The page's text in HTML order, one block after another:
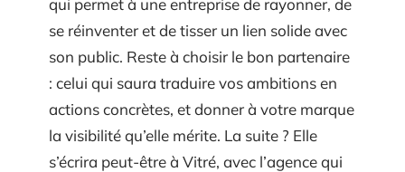
qui permet à une entreprise de rayonner, de
se réinventer et de tisser un lien solide avec
son public. Reste à choisir le bon partenaire
: celui qui saura traduire vos ambitions en
actions concrètes, et donner à votre marque
la visibilité qu’elle mérite. La suite ? Elle
s’écrira peut-être à Vitré, avec l’agence qui